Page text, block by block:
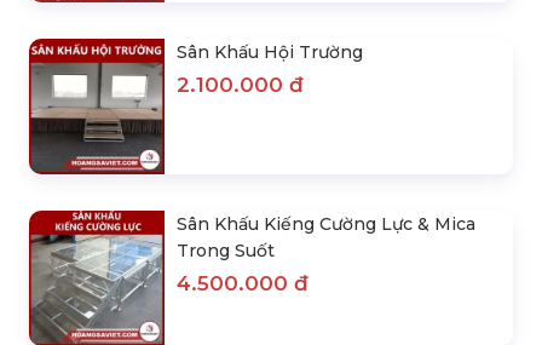
Sân Khấu Hội Trường
2.100.000 đ
Sân Khấu Kiếng Cường Lực & Mica
Trong Suốt
4.500.000 đ